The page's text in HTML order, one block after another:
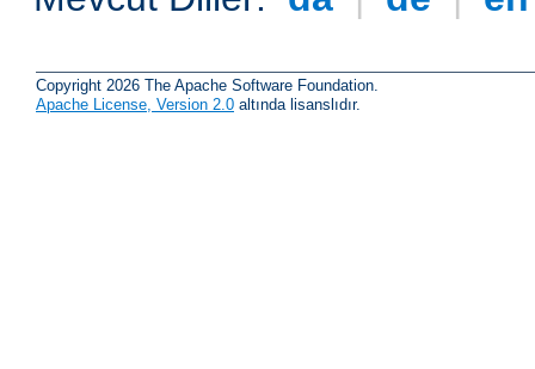
Copyright 2026 The Apache Software Foundation.
Apache License, Version 2.0 altında lisanslıdır.